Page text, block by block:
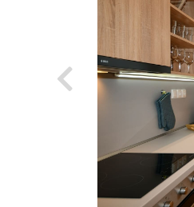
Previous